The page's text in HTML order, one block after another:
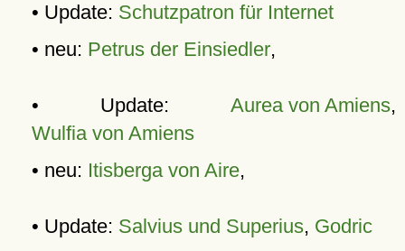
• Update: Schutzpatron für Internet
• neu: Petrus der Einsiedler,
• Update: Aurea von Amiens,
Wulfia von Amiens
• neu: Itisberga von Aire,
• Update: Salvius und Superius, Godric